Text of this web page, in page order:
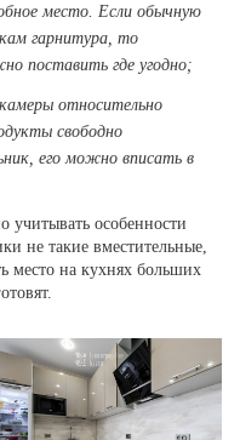
место. Если обычную
гарнитура, то
поставить где угодно;
относительно
свободно
его можно вписать в
учитывать особенности
не такие вместительные,
место на кухнях больших